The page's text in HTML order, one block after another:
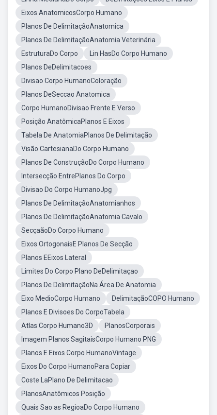
Eixos AnatomicosCorpo Humano
Planos De DelimitaçãoAnatomica
Planos De DelimitaçãoAnatomia Veterinária
EstruturaDo Corpo
Lin HasDo Corpo Humano
Planos DeDelimitacoes
Divisao Corpo HumanoColoração
Planos DeSeccao Anatomica
Corpo HumanoDivisao Frente E Verso
Posição AnatômicaPlanos E Eixos
Tabela De AnatomiaPlanos De Delimitação
Visão CartesianaDo Corpo Humano
Planos De ConstruçãoDo Corpo Humano
Intersecção EntrePlanos Do Corpo
Divisao Do Corpo HumanoJpg
Planos De DelimitaçãoAnatomianhos
Planos De DelimitaçãoAnatomia Cavalo
SecçaãoDo Corpo Humano
Eixos OrtogonaisE Planos De Secção
Planos EEixos Lateral
Limites Do Corpo Plano DeDelimitaçao
Planos De DelimitaçãoNa Área De Anatomia
Eixo MedioCorpo Humano
DelimitaçãoCOPO Humano
Planos E Divisoes Do CorpoTabela
Atlas Corpo Humano3D
PlanosCorporais
Imagem Planos SagitaisCorpo Humano PNG
Planos E Eixos Corpo HumanoVintage
Eixos Do Corpo HumanoPara Copiar
Coste LaPlano De Delimitacao
PlanosAnatômicos Posição
Quais Sao as RegioaDo Corpo Humano